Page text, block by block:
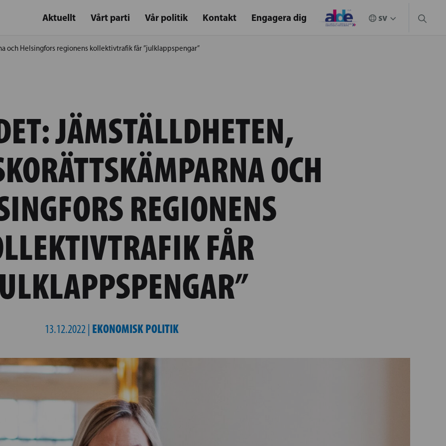
Aktuellt Vårt parti Vår politik Kontakt Engagera dig
och Helsingfors regionens kollektivtrafik får ”julklappspengar”
JÄMSTÄLLDHETEN,
OCH
REGIONENS
FÅR
13.12.2022 | EKONOMISK POLITIK